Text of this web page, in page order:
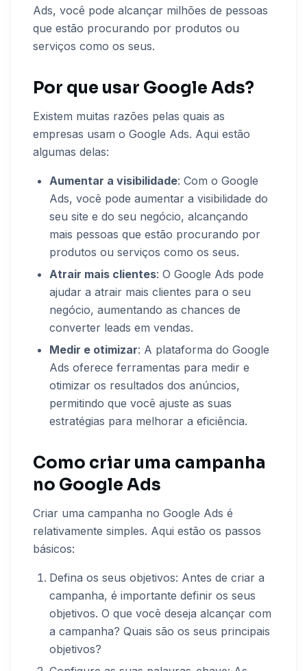
Ads, você pode alcançar milhões de pessoas
que estão procurando por produtos ou
serviços como os seus.
Por que usar Google Ads?
Existem muitas razões pelas quais as
empresas usam o Google Ads. Aqui estão
algumas delas:
Aumentar a visibilidade: Com o Google
Ads, você pode aumentar a visibilidade do
seu site e do seu negócio, alcançando
mais pessoas que estão procurando por
produtos ou serviços como os seus.
Atrair mais clientes: O Google Ads pode
ajudar a atrair mais clientes para o seu
negócio, aumentando as chances de
converter leads em vendas.
Medir e otimizar: A plataforma do Google
Ads oferece ferramentas para medir e
otimizar os resultados dos anúncios,
permitindo que você ajuste as suas
estratégias para melhorar a eficiência.
Como criar uma campanha
no Google Ads
Criar uma campanha no Google Ads é
relativamente simples. Aqui estão os passos
básicos:
Defina os seus objetivos: Antes de criar a
campanha, é importante definir os seus
objetivos. O que você deseja alcançar com
a campanha? Quais são os seus principais
objetivos?